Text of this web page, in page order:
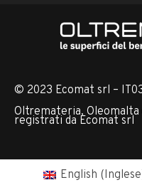
© 2023 Ecomat srl –
Oltremateria,
registrati da Ecomat srl
English (Inglese